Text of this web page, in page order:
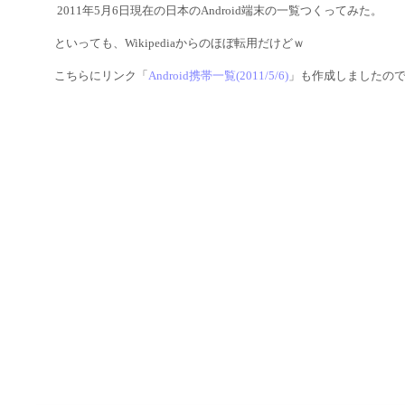
2011年5月6日現在の日本のAndroid端末の一覧つくってみた。
といっても、Wikipediaからのほぼ転用だけどｗ
こちらにリンク「Android携帯一覧(2011/5/6) 」も作成しましたの